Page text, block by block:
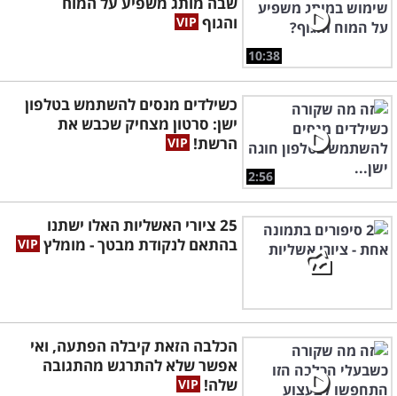
10:38
והגוף
2:56
כשילדים מנסים להשתמש בטלפון
ישן: סרטון מצחיק שכבש את
הרשת!
25 ציורי האשליות האלו ישתנו
בהתאם לנקודת מבטך - מומלץ
הכלבה הזאת קיבלה הפתעה, ואי
אפשר שלא להתרגש מהתגובה
שלה!